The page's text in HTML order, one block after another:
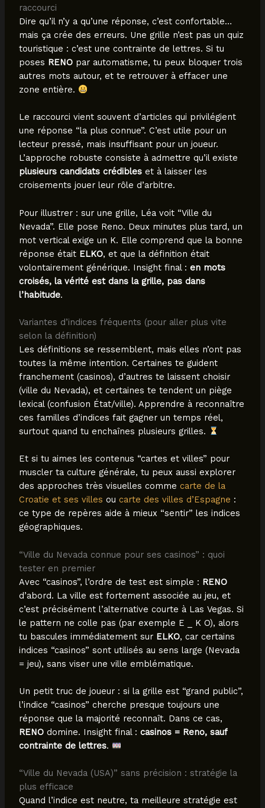
raccourci
Dire qu’il n’y a qu’une réponse, c’est confortable…
mais ça crée des erreurs. Une grille n’est pas un quiz
touristique : c’est une contrainte de lettres. Si tu
poses RENOpar automatisme, tu peux bloquer trois
autres mots autour, et te retrouver à effacer une
zone entière.
Le raccourci vient souvent d’articles qui privilégient
une réponse “la plus connue”. C’est utile pour un
lecteur pressé, mais insuffisant pour un joueur.
L’approche robuste consiste à admettre qu’il existe
plusieurs candidats crédibleset à laisser les
croisements jouer leur rôle d’arbitre.
Pour illustrer : sur une grille, Léa voit “Ville du
Nevada”. Elle pose Reno. Deux minutes plus tard, un
mot vertical exige un K. Elle comprend que la bonne
réponse était ELKO, et que la définition était
volontairement générique. Insight final : en mots
croisés, la vérité est dans la grille, pas dans
l’habitude.
Variantes d’indices fréquents (pour aller plus vite
selon la définition)
Les définitions se ressemblent, mais elles n’ont pas
toutes la même intention. Certaines te guident
franchement (casinos), d’autres te laissent choisir
(ville du Nevada), et certaines te tendent un piège
lexical (confusion État/ville). Apprendre à reconnaître
ces familles d’indices fait gagner un temps réel,
surtout quand tu enchaînes plusieurs grilles.
Et si tu aimes les contenus “cartes et villes” pour
muscler ta culture générale, tu peux aussi explorer
des approches très visuelles comme carte de la
Croatie et ses villes ou carte des villes d’Espagne :
ce type de repères aide à mieux “sentir” les indices
géographiques.
“Ville du Nevada connue pour ses casinos” : quoi
tester en premier
Avec “casinos”, l’ordre de test est simple : RENO
d’abord. La ville est fortement associée au jeu, et
c’est précisément l’alternative courte à Las Vegas. Si
le pattern ne colle pas (par exemple E _ K O), alors
tu bascules immédiatement sur ELKO, car certains
indices “casinos” sont utilisés au sens large (Nevada
= jeu), sans viser une ville emblématique.
Un petit truc de joueur : si la grille est “grand public”,
l’indice “casinos” cherche presque toujours une
réponse que la majorité reconnaît. Dans ce cas,
RENOdomine. Insight final : casinos = Reno, sauf
contrainte de lettres.
“Ville du Nevada (USA)” sans précision : stratégie la
plus efficace
Quand l’indice est neutre, ta meilleure stratégie est